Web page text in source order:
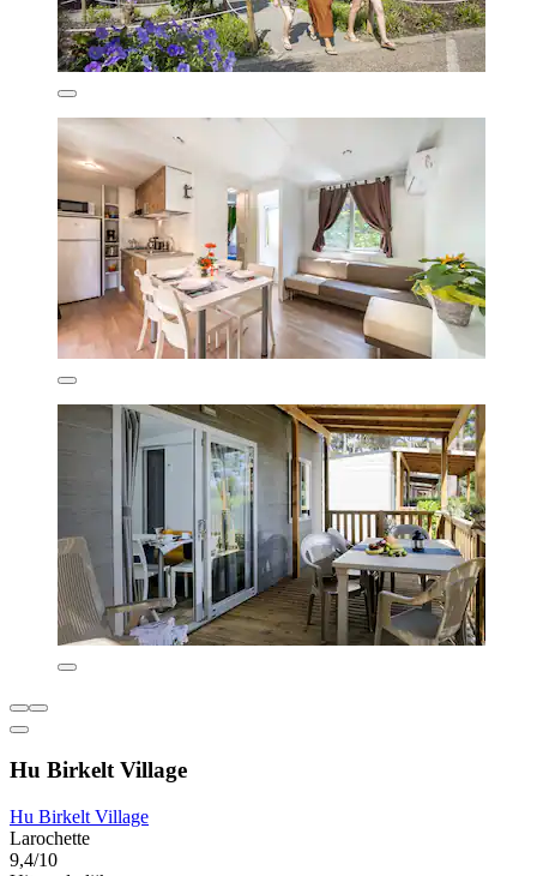
Hu Birkelt Village
Hu Birkelt Village
Larochette
9,4/10